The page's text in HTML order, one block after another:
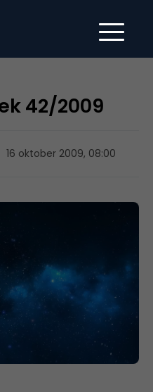
42/2009
16 oktober 2009, 08:00